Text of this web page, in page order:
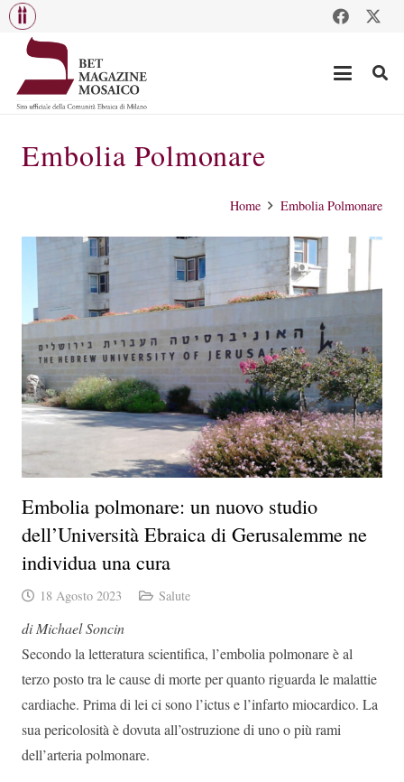
Embolia Polmonare
Home Embolia Polmonare
Embolia polmonare: un nuovo studio
dell’Università Ebraica di Gerusalemme ne
individua una cura
18 Agosto 2023 Salute
di Michael Soncin
Secondo la letteratura scientifica, l’embolia polmonare è al
terzo posto tra le cause di morte per quanto riguarda le malattie
cardiache. Prima di lei ci sono l’ictus e l’infarto miocardico. La
sua pericolosità è dovuta all’ostruzione di uno o più rami
dell’arteria polmonare.